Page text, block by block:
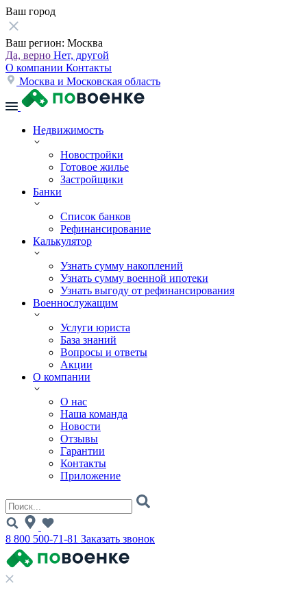
Ваш город
Ваш регион: Москва
Да, верно Нет, другой
О компании Контакты
Москва и Московская область
Недвижимость
Новостройки
Готовое жилье
Застройщики
Банки
Список банков
Рефинансирование
Калькулятор
Узнать сумму накоплений
Узнать сумму военной ипотеки
Узнать выгоду от рефинансирования
Военнослужащим
Услуги юриста
База знаний
Вопросы и ответы
Акции
О компании
О нас
Наша команда
Новости
Отзывы
Гарантии
Контакты
Приложение
8 800 500-71-81 Заказать звонок